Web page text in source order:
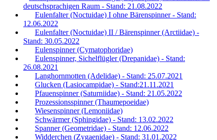
deutschsprachigen Raum - Stand: 21.08.2022
Eulenfalter (Noctuidae) I ohne Bärenspinner - Stand:
12.06.2022
Eulenfalter (Noctuidae) II / Bärenspinner (Arctiidae) -
Stand: 30.05.2022
Eulenspinner (Cymatophoridae)
Eulenspinner, Sichelflügler (Drepanidae) - Stand:
26.08.2021
Langhornmotten (Adelidae) - Stand: 25.07.2021
Glucken (Lasiocampidae) - Stand:21.11.2021
Pfauenspinner (Saturniidae) - Stand: 21.05.2022
Prozessionsspinner (Thaumepoeidae)
Wiesenspinner (Lemoniidae)
Schwärmer (Sphingidae) - Stand: 13.02.2022
Spanner (Geometridae) - Stand: 12.06.2022
Widderchen (Zygaenidae) - Stand: 31.01.2022